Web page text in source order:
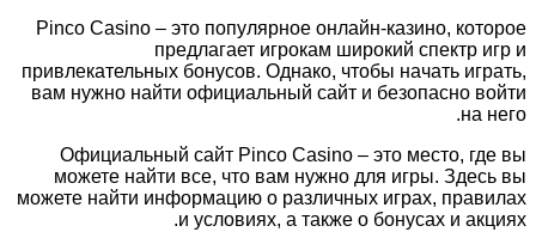
Pinco Casino – это популярное онлайн-казино, которое
предлагает игрокам широкий спектр игр и
привлекательных бонусов. Однако, чтобы начать играть,
вам нужно найти официальный сайт и безопасно войти
на него.
Официальный сайт Pinco Casino – это место, где вы
можете найти все, что вам нужно для игры. Здесь вы
можете найти информацию о различных играх, правилах
и условиях, а также о бонусах и акциях.